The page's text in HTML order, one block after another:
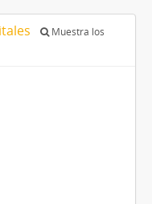
Muestra los